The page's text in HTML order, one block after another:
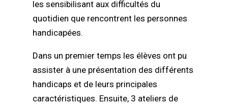
les sensibilisant aux difficultés du
quotidien que rencontrent les personnes
handicapées.
Dans un premier temps les élèves ont pu
assister à une présentation des différents
handicaps et de leurs principales
caractéristiques. Ensuite, 3 ateliers de